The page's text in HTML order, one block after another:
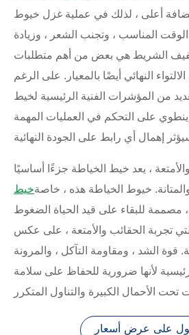
أعلى ، لذلك في عملية غزل خيوط
المناسب ، وتجنب الشعر ، وزيادة
الشريط هي بعض من أهم متطلبات
النهائي أيضًا بالمعيار. على الرغم
من المؤشرات الفنية الرئيسية لخيط
ينطوي على التحكم في العمليات المهمة
، يعد خيط الخياطة جزءًا أساسيًا
خيوط الخياطة هذه ، خاصةخيط
، مصممة للبقاء على قيد الحياة الضغوط
تجربة الحقائب والأمتعة ، على عكس
قوة الشد ، ومقاومة التآكل ، والمرونة
لأنها ضرورية للحفاظ على سلامة
على عرض أسعار